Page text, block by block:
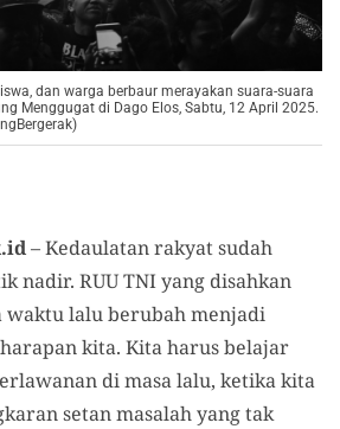
dan warga berbaur merayakan suara-suara
Menggugat di Dago Elos, Sabtu, 12 April 2025.
– Kedaulatan rakyat sudah
nadir. RUU TNI yang disahkan
waktu lalu berubah menjadi
kita. Kita harus belajar
di masa lalu, ketika kita
setan masalah yang tak